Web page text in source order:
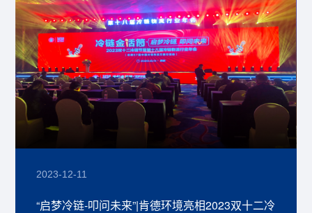
2023-12-11
“启梦冷链-叩问未来”|肯德环境亮相2023双十二冷